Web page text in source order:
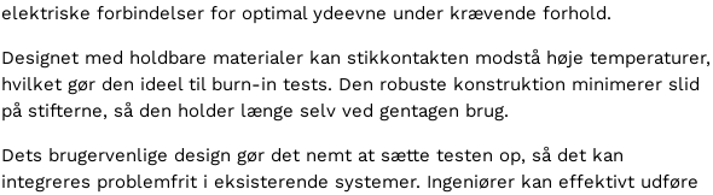
elektriske forbindelser for optimal ydeevne under krævende forhold.
Designet med holdbare materialer kan stikkontakten modstå høje temperaturer,
hvilket gør den ideel til burn-in tests. Den robuste konstruktion minimerer slid
på stifterne, så den holder længe selv ved gentagen brug.
Dets brugervenlige design gør det nemt at sætte testen op, så det kan
integreres problemfrit i eksisterende systemer. Ingeniører kan effektivt udføre